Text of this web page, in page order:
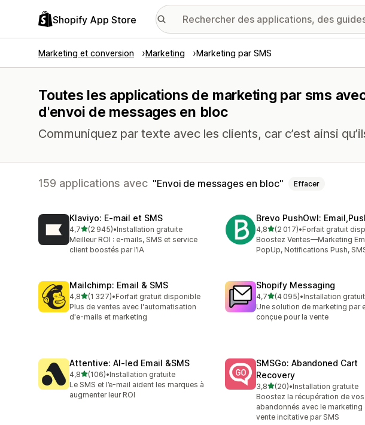
Shopify App Store
Marketing et conversion Marketing Marketing par SMS
Toutes les applications de marketing par sms
d'envoi de messages en bloc
Communiquez par texte avec les clients, car c’est ainsi
159 applications avec Envoi de messages en bloc Effacer
Klaviyo: E‑mail et SMS
4,7étoile(s) sur 5
(2 945)
2945 avis au total
•Installation gratuite
Meilleur ROI : e-mails, SMS et service
client boostés par l’IA
Brevo PushOwl:
4,8étoile(s) sur 5
(2 017)
2017 avis au total
•Forfait gratuit
Boostez Ventes—Marketing
PopUp, Notifications Push,
Mailchimp: Email & SMS
4,8étoile(s) sur 5
(1 327)
1327 avis au total
•Forfait gratuit disponible
Plus de ventes avec l'automatisation
d'e-mails et marketing
Shopify Messaging
4,7étoile(s) sur 5
(4 095)
4095 avis au total
•Installation
Une solution de marketing par
conçue pour la vente
Attentive: AI‑led Email &SMS
4,8étoile(s) sur 5
(106)
106 avis au total
•Installation gratuite
Le SMS et l’e-mail aident les marques à
augmenter leur ROI
SMSGo: Abandoned Cart
Recovery
3,8étoile(s) sur 5
(20)
20 avis au total
•Installation gratuite
Boostez la récupération de
abandonnés avec le marketing
vente incitative par SMS